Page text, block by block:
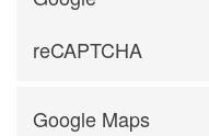
reCAPTCHA
Google Maps